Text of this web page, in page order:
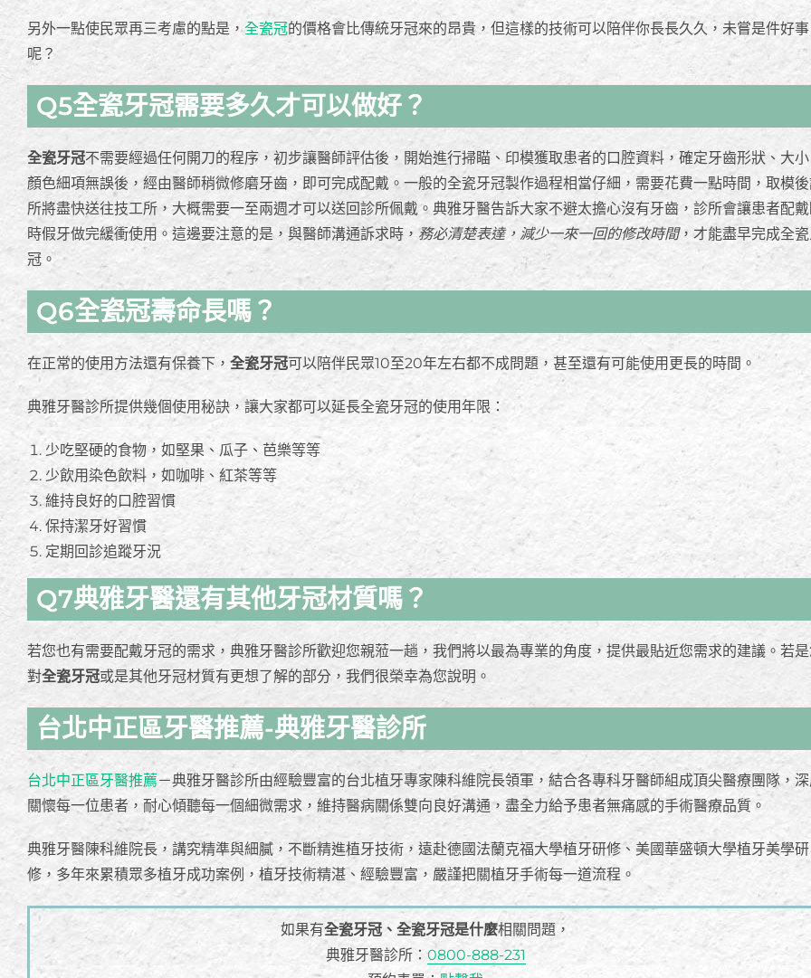
另外一點使民眾再三考慮的點是，全瓷冠的價格會比傳統牙冠來的昂貴，但這樣的技術可以陪伴你長長久久，未嘗是件好事
呢？
Q5全瓷牙冠需要多久才可以做好？
全瓷牙冠不需要經過任何開刀的程序，初步讓醫師評估後，開始進行掃瞄、印模獲取患者的口腔資料，確定牙齒形狀、大
顏色細項無誤後，經由醫師稍微修磨牙齒，即可完成配戴。一般的全瓷牙冠製作過程相當仔細，需要花費一點時間，取模
所將盡快送往技工所，大概需要一至兩週才可以送回診所佩戴。典雅牙醫告訴大家不避太擔心沒有牙齒，診所會讓患者配
時假牙做完緩衝使用。這邊要注意的是，與醫師溝通訴求時， 務必清楚表達，減少一來一回的修改時間，才能盡早完成全
冠。
Q6全瓷冠壽命長嗎？
在正常的使用方法還有保養下， 全瓷牙冠可以陪伴民眾10至20年左右都不成問題，甚至還有可能使用更長的時間。
典雅牙醫診所提供幾個使用秘訣，讓大家都可以延長全瓷牙冠的使用年限：
少吃堅硬的食物，如堅果、瓜子、芭樂等等
少飲用染色飲料，如咖啡、紅茶等等
維持良好的口腔習慣
保持潔牙好習慣
定期回診追蹤牙況
Q7典雅牙醫還有其他牙冠材質嗎？
若您也有需要配戴牙冠的需求，典雅牙醫診所歡迎您親蒞一趟，我們將以最為專業的角度，提供最貼近您需求的建議。若
對全瓷牙冠或是其他牙冠材質有更想了解的部分，我們很榮幸為您說明。
台北中正區牙醫推薦-典雅牙醫診所
台北中正區牙醫推薦－典雅牙醫診所由經驗豐富的台北植牙專家陳科維院長領軍，結合各專科牙醫師組成頂尖醫療團隊，
關懷每一位患者，耐心傾聽每一個細微需求，維持醫病關係雙向良好溝通，盡全力給予患者無痛感的手術醫療品質。
典雅牙醫陳科維院長，講究精準與細膩，不斷精進植牙技術，遠赴德國法蘭克福大學植牙研修、美國華盛頓大學植牙美學研
修，多年來累積眾多植牙成功案例，植牙技術精湛、經驗豐富，嚴謹把關植牙手術每一道流程。
如果有全瓷牙冠、全瓷牙冠是什麼相關問題，
典雅牙醫診所： 0800-888-231